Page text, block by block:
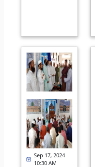
Sep 17, 2024
10:30 AM